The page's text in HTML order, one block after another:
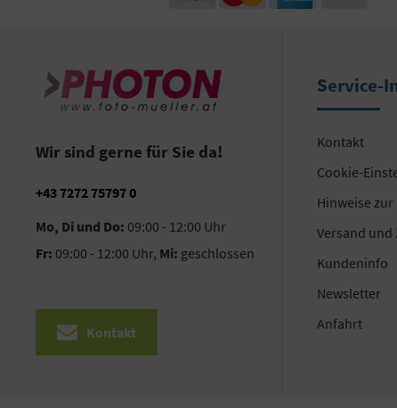
Wir sind gerne für Sie da!
+43 7272 75797 0
Mo, Di und Do: 09:00 - 12:00 Uhr
Fr: 09:00 - 12:00 Uhr, Mi: geschlossen
Kontakt
Service-
Kontakt
Cookie-
Hinweise
Versand und
Kundeninfo
Newsletter
Anfahrt